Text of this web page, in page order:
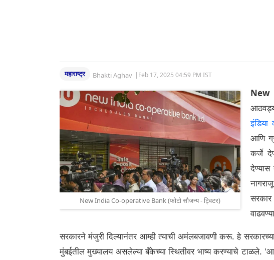
महाराष्ट्र Bhakti Aghav | Feb 17, 2025 04:59 PM IST
New India Co-operative Bank (फोटो सौजन्य - ट्विटर)
आणि
कर्जे
देण्यास
सरकारने मंजुरी दिल्यानंतर आम्ही त्याची अमंलबजावणी करू. हे
मुंबईतील मुख्यालय असलेल्या बँकेच्या स्थितीवर भाष्य करण्याचे टाळले.